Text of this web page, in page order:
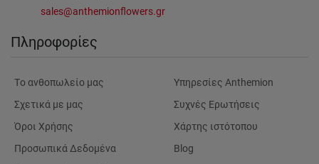
sales@anthemionflowers.gr
Πληροφορίες
Tο ανθοπωλείο μας
Σχετικά με μας
Όροι Χρήσης
Προσωπικά Δεδομένα
Υπηρεσίες Anthemion
Συχνές Ερωτήσεις
Χάρτης ιστότοπου
Blog